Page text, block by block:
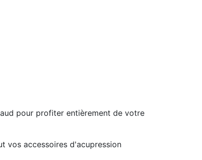
pour profiter entièrement de votre
vos accessoires d'acupression